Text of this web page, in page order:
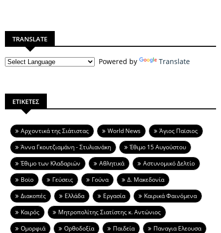
TRANSLATE
Powered by Translate
ΕΤΙΚΕΤΕΣ
Aρχοντικά της Σιάτιστας World News
Άγιος Παϊσιος
Άννα Γκουτζιαμάνη - Στυλιανάκη
Έθιμο 15 Αυγούστου
Έθιμο των Κλαδαριών
Αθλητικά
Αστυνομικό Δελτίο
Βοϊο
Γεύσεις Γούνα
Δ. Μακεδονία
Διακοπές
Ελλάδα Εργασία
Καιρικά Φαινόμενα
Καιρός
Μητροπολίτης Σιατίστης κ. Αντώνιος
Ομορφιά
Ορθοδοξία Παιδεία
Παναγια Ελεουσα